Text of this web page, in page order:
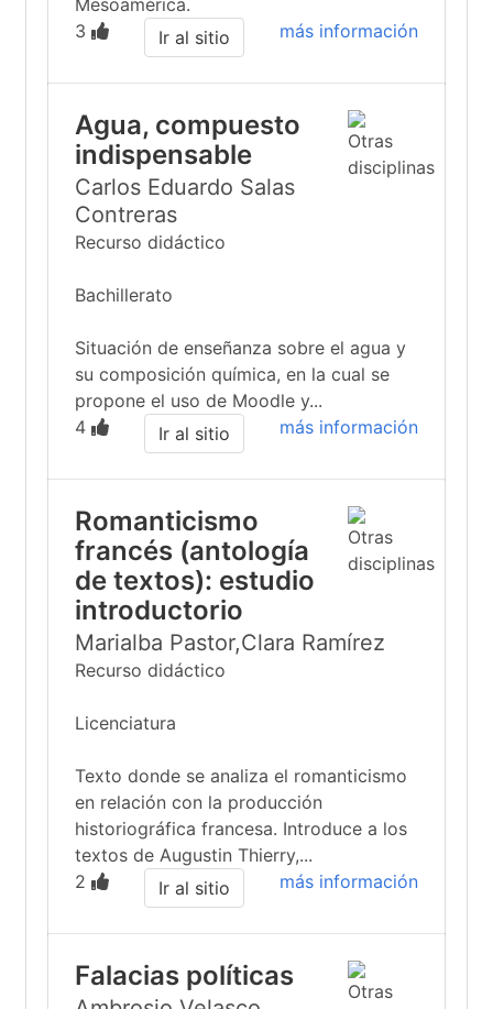
Mesoamérica.
3
más información
Ir al sitio
Agua, compuesto
indispensable
Carlos Eduardo Salas
Contreras
Recurso didáctico
Bachillerato
Situación de enseñanza sobre el agua y
su composición química, en la cual se
propone el uso de Moodle y...
4
más información
Ir al sitio
Romanticismo
francés (antología
de textos): estudio
introductorio
Marialba Pastor,Clara Ramírez
Recurso didáctico
Licenciatura
Texto donde se analiza el romanticismo
en relación con la producción
historiográfica francesa. Introduce a los
textos de Augustin Thierry,...
2
más información
Ir al sitio
Falacias políticas